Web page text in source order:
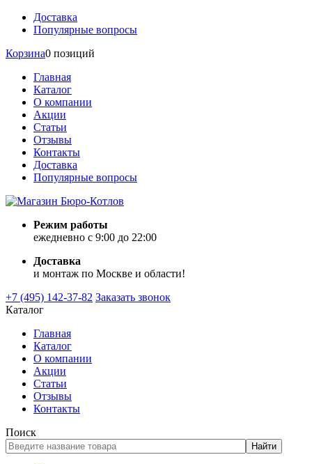
Доставка
Популярные вопросы
Корзина0 позиций
Главная
Каталог
О компании
Акции
Статьи
Отзывы
Контакты
Доставка
Популярные вопросы
Режим работы
ежедневно с 9:00 до 22:00
Доставка
и монтаж по Москве и области!
+7 (495) 142-37-82 Заказать звонок
Каталог
Главная
Каталог
О компании
Акции
Статьи
Отзывы
Контакты
Поиск
Найти